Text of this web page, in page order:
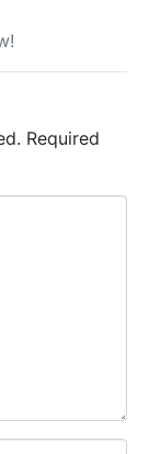
Required